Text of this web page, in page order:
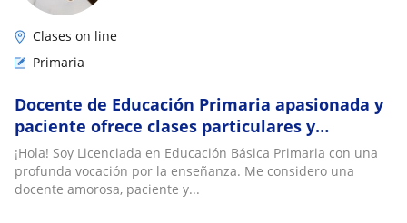
Clases on line
Primaria
Docente de Educación Primaria apasionada y
paciente ofrece clases particulares y
regularización escolar virtual
¡Hola! Soy Licenciada en Educación Básica Primaria con una
profunda vocación por la enseñanza. Me considero una
docente amorosa, paciente y...